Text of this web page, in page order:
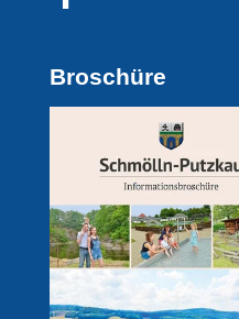
Broschüre